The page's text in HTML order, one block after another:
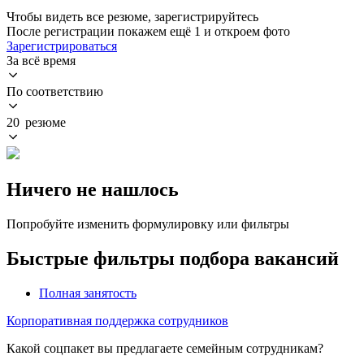
Чтобы видеть все резюме, зарегистрируйтесь
После регистрации покажем ещё 1 и откроем фото
Зарегистрироваться
За всё время
По соответствию
20 резюме
Ничего не нашлось
Попробуйте изменить формулировку или фильтры
Быстрые фильтры подбора вакансий
Полная занятость
Корпоративная поддержка сотрудников
Какой соцпакет вы предлагаете семейным сотрудникам?